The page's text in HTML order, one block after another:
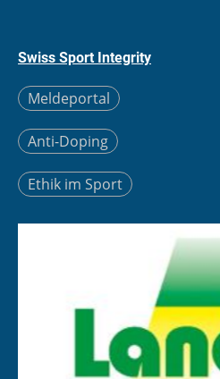
Swiss Sport Integrity
Meldeportal
Anti-Doping
Ethik im Sport